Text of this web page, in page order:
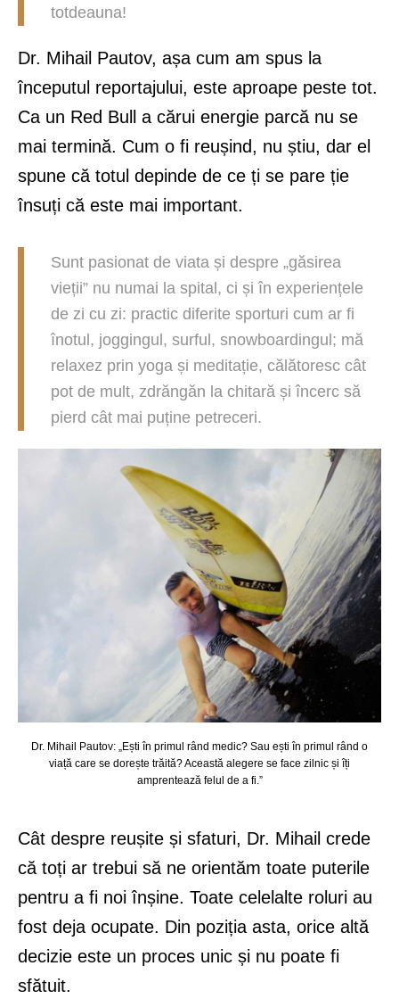
totdeauna!
Dr. Mihail Pautov, așa cum am spus la
începutul reportajului, este aproape peste tot.
Ca un Red Bull a cărui energie parcă nu se
mai termină. Cum o fi reușind, nu știu, dar el
spune că totul depinde de ce ți se pare ție
însuți că este mai important.
Sunt pasionat de viata și despre „găsirea
vieții” nu numai la spital, ci și în experiențele
de zi cu zi: practic diferite sporturi cum ar fi
înotul, joggingul, surful, snowboardingul; mă
relaxez prin yoga și meditație, călătoresc cât
pot de mult, zdrăngăn la chitară și încerc să
pierd cât mai puține petreceri.
Dr. Mihail Pautov: „Ești în primul rând medic? Sau ești în primul rând o
viață care se dorește trăită? Această alegere se face zilnic și îți
amprentează felul de a fi.”
Cât despre reușite și sfaturi, Dr. Mihail crede
că toți ar trebui să ne orientăm toate puterile
pentru a fi noi înșine. Toate celelalte roluri au
fost deja ocupate. Din poziția asta, orice altă
decizie este un proces unic și nu poate fi
sfătuit.